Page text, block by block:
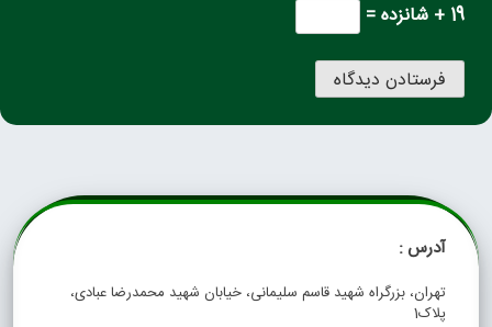
19 + شانزده =
آدرس :
تهران، بزرگراه شهید قاسم سلیمانی، خیابان شهید محمدرضا عبادی،
پلاک1